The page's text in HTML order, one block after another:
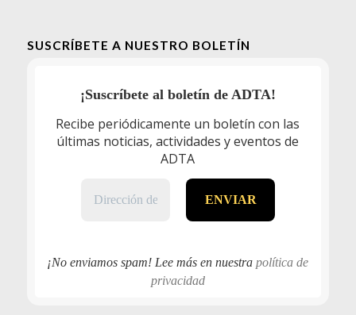
SUSCRÍBETE A NUESTRO BOLETÍN
¡Suscríbete al boletín de ADTA!
Recibe periódicamente un boletín con las
últimas noticias, actividades y eventos de
ADTA
¡No enviamos spam! Lee más en nuestrapolítica de
privacidad